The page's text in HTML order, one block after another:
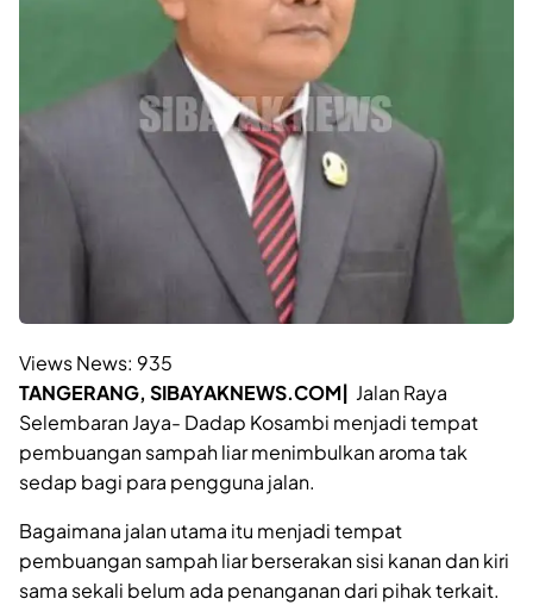
Views News: 935
TANGERANG, SIBAYAKNEWS.COM| Jalan Raya
Selembaran Jaya- Dadap Kosambi menjadi tempat
pembuangan sampah liar menimbulkan aroma tak
sedap bagi para pengguna jalan.
Bagaimana jalan utama itu menjadi tempat
pembuangan sampah liar berserakan sisi kanan dan kiri
sama sekali belum ada penanganan dari pihak terkait.